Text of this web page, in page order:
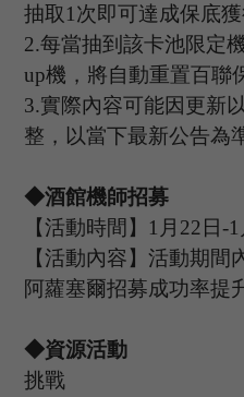
抽取 1 次即可達成保底獲
2.每當抽到該卡池限定
up機，將自動重置百聯
3.實際內容可能因更新
整，以當下最新公告為
◆酒館機師招募
【活動時間】 1 月 22 日-1
【活動內容】活動期間
阿蘿塞爾招募成功率提
◆資源活動
挑戰